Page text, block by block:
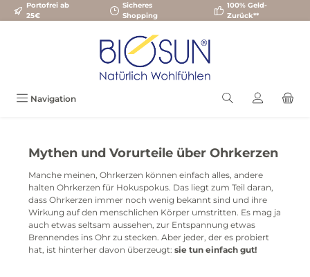
Zum Hauptinhalt springen
Portofrei ab
25€
Sicheres
Shopping
100% Geld-
Zurück**
Navigation
Mythen und Vorurteile über Ohrkerzen
Manche meinen, Ohrkerzen können einfach alles, andere
halten Ohrkerzen für Hokuspokus. Das liegt zum Teil daran,
dass Ohrkerzen immer noch wenig bekannt sind und ihre
Wirkung auf den menschlichen Körper umstritten. Es mag ja
auch etwas seltsam aussehen, zur Entspannung etwas
Brennendes ins Ohr zu stecken. Aber jeder, der es probiert
hat, ist hinterher davon überzeugt: sie tun einfach gut!